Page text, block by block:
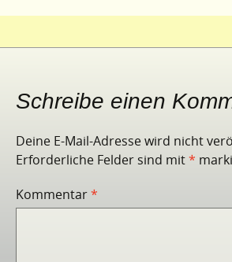
Schreibe einen
Deine E-Mail-Adresse wird nicht
Erforderliche Felder sind mit*
Kommentar*